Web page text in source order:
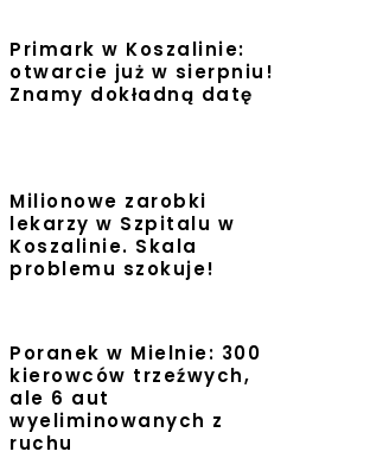
Primark w Koszalinie:
otwarcie już w sierpniu!
Znamy dokładną datę
Milionowe zarobki
lekarzy w Szpitalu w
Koszalinie. Skala
problemu szokuje!
Poranek w Mielnie: 300
kierowców trzeźwych,
ale 6 aut
wyeliminowanych z
ruchu